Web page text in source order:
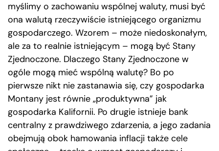
myślimy o zachowaniu wspólnej waluty, musi być
ona walutą rzeczywiście istniejącego organizmu
gospodarczego. Wzorem – może niedoskonałym,
ale za to realnie istniejącym – mogą być Stany
Zjednoczone. Dlaczego Stany Zjednoczone w
ogóle mogą mieć wspólną walutę? Bo po
pierwsze nikt nie zastanawia się, czy gospodarka
Montany jest równie „produktywna” jak
gospodarka Kalifornii. Po drugie istnieje bank
centralny z prawdziwego zdarzenia, a jego zadania
obejmują obok hamowania inflacji także cele